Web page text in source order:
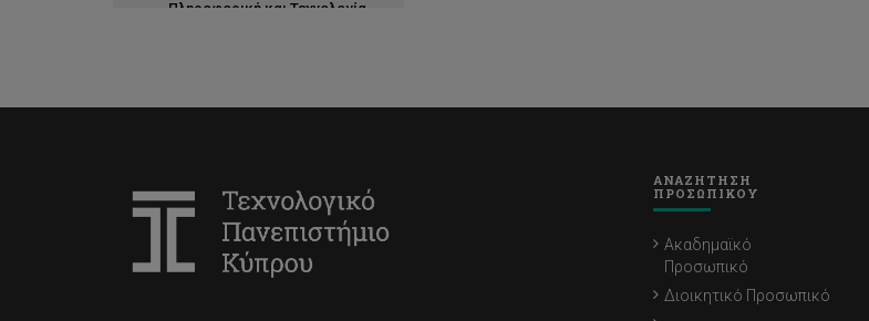
Πληροφορική και Τεχνολογία
ΑΝΑΖΗΤΗΣΗ
ΠΡΟΣΩΠΙΚΟΥ
Ακαδημαϊκό
Προσωπικό
Διοικητικό Προσωπικό